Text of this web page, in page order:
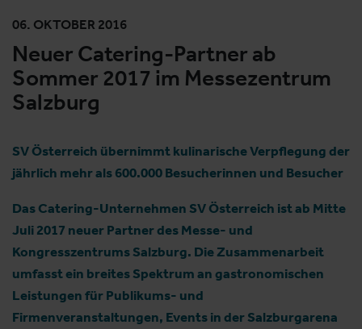
06. OKTOBER 2016
Neuer Catering-Partner ab
Sommer 2017 im Messezentrum
Salzburg
SV Österreich übernimmt kulinarische Verpflegung der
jährlich mehr als 600.000 Besucherinnen und Besucher
Das Catering-Unternehmen SV Österreich ist ab Mitte
Juli 2017 neuer Partner des Messe- und
Kongresszentrums Salzburg. Die Zusammenarbeit
umfasst ein breites Spektrum an gastronomischen
Leistungen für Publikums- und
Firmenveranstaltungen, Events in der Salzburgarena